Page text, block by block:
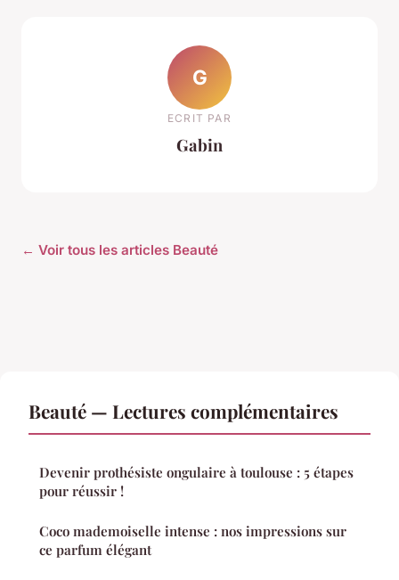
G
ECRIT PAR
Gabin
← Voir tous les articles Beauté
Beauté — Lectures complémentaires
Devenir prothésiste ongulaire à toulouse : 5 étapes
pour réussir !
Coco mademoiselle intense : nos impressions sur
ce parfum élégant